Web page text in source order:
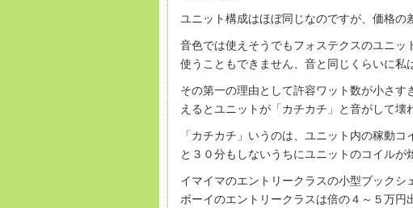
ユニット構成はほぼ同じなのですが、価格の
音色では使えそうでもフォステクスのユニ
使うこともできません、音と同じくらいに私
その第一の理由として許容ワット数が小さ
えるとユニットが「カチカチ」と音がして壊
「カチカチ」いうのは、ユニット内の稼動
と３０分もしないうちにユニットのコイルが
イマイマのエントリークラスの小型ブック
ボーイのエントリークラスは倍の４～５万円